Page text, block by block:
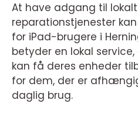
At have adgang til
reparationstjenester
for iPad-brugere i
betyder en lokal
kan få deres enheder
for dem, der er
daglig brug.